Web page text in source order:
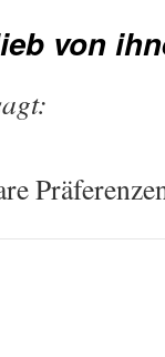
von